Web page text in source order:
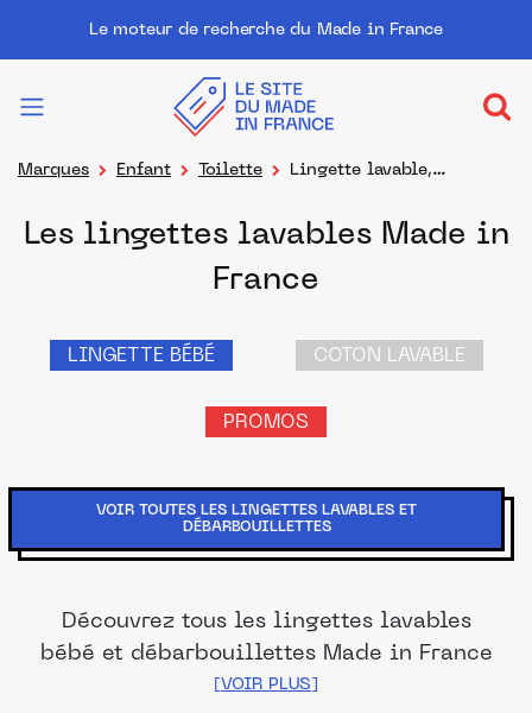
Le moteur de recherche du Made in France
Marques Enfant Toilette Lingette lavable,
Les lingettes lavables Made in
France
LINGETTE BÉBÉ COTON LAVABLE
PROMOS
VOIR TOUTES LES LINGETTES LAVABLES ET
DÉBARBOUILLETTES
Découvrez tous les lingettes lavables
bébé et débarbouillettes Made in France
de nos marques et distributeurs